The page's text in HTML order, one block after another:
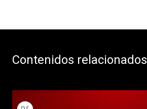
Contenidos relacionados